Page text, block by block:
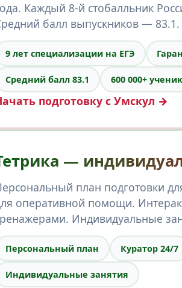
Каждый 8-й стобалльник
балл выпускников — 83.1.
9 лет специализации на ЕГЭ
Средний балл 83.1 600 000+
подготовку с Умскул →
—
план подготовки
оперативной помощи.
Индивидуальные
Персональный план Куратор 24/7
Индивидуальные занятия